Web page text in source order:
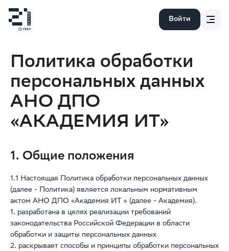
Войти
Политика обработки
персональных данных
АНО ДПО
«АКАДЕМИЯ ИТ»
1. Общие положения
1.1 Настоящая Политика обработки персональных данных
(далее - Политика) является локальным нормативным
актом АНО ДПО «Академия ИТ » (далее - Академия).
1. разработана в целях реализации требований
законодательства Российской Федерации в области
обработки и защиты персональных данных
2. раскрывает способы и принципы обработки персональных